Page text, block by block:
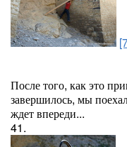
После того, как это
завершилось, мы
ждет впереди...
41.